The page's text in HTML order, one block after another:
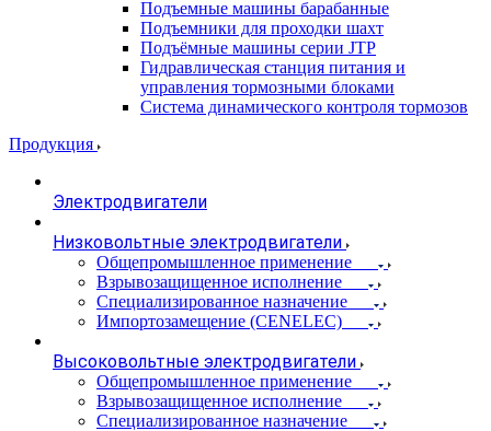
Подъемные машины барабанные
Подъемники для проходки шахт
Подъёмные машины серии JTP
Гидравлическая станция питания и
управления тормозными блоками
Система динамического контроля тормозов
Продукция
Электродвигатели
Низковольтные электродвигатели
Общепромышленное применение
Взрывозащищенное исполнение
Специализированное назначение
Импортозамещение (CENELEC)
Высоковольтные электродвигатели
Общепромышленное применение
Взрывозащищенное исполнение
Специализированное назначение